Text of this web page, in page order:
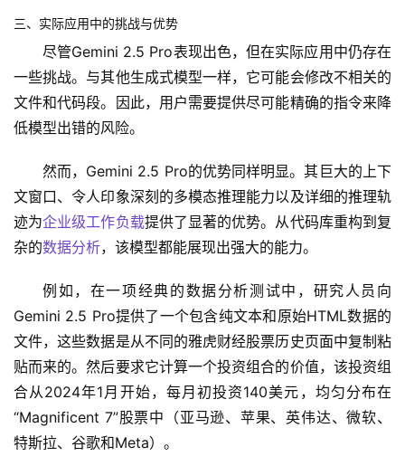
三、实际应用中的挑战与优势
尽管Gemini 2.5 Pro表现出色，但在实际应用中仍存在
一些挑战。与其他生成式模型一样，它可能会修改不相关的
文件和代码段。因此，用户需要提供尽可能精确的指令来降
低模型出错的风险。
然而，Gemini 2.5 Pro的优势同样明显。其巨大的上下
文窗口、令人印象深刻的多模态推理能力以及详细的推理轨
迹为企业级工作负载提供了显著的优势。从代码库重构到复
杂的数据分析，该模型都能展现出强大的能力。
例如，在一项经典的数据分析测试中，研究人员向
Gemini 2.5 Pro提供了一个包含纯文本和原始HTML数据的
文件，这些数据是从不同的雅虎财经股票历史页面中复制粘
贴而来的。然后要求它计算一个投资组合的价值，该投资组
合从2024年1月开始，每月初投资140美元，均匀分布在
“Magnificent 7”股票中（亚马逊、苹果、英伟达、微软、
特斯拉、谷歌和Meta）。